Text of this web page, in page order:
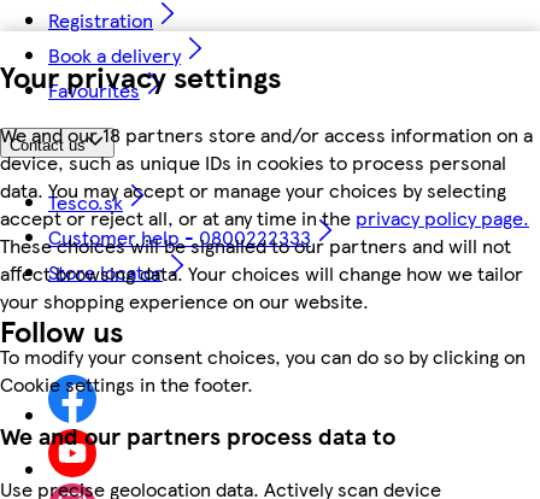
Your privacy settings
We and our 18 partners store and/or access information on a
device, such as unique IDs in cookies to process personal
data. You may accept or manage your choices by selecting
accept or reject all, or at any time in the privacy policy page.
These choices will be signalled to our partners and will not
affect browsing data. Your choices will change how we tailor
your shopping experience on our website.
To modify your consent choices, you can do so by clicking on
Cookie settings in the footer.
We and our partners process data to
Use precise geolocation data. Actively scan device
Registration
Book a delivery
Favourites
Contact us
Tesco.sk
Customer help - 0800222333
Store locator
Follow us